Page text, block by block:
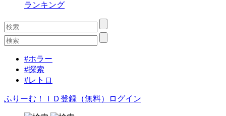
ランキング
#ホラー
#探索
#レトロ
ふりーむ！ＩＤ登録（無料） ログイン